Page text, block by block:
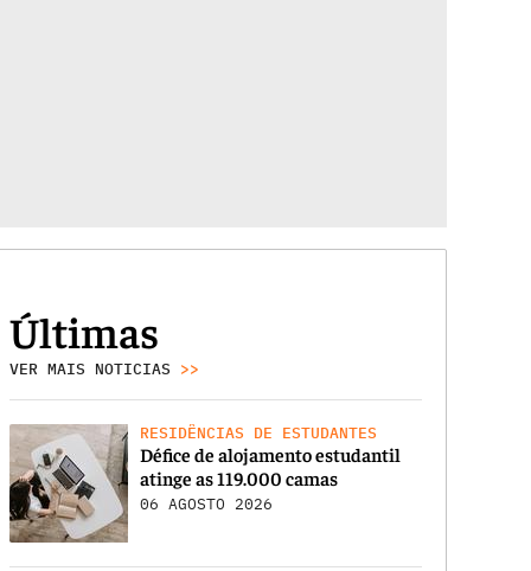
Últimas
VER MAIS NOTICIAS >>
RESIDÊNCIAS DE ESTUDANTES
Défice de alojamento estudantil
atinge as 119.000 camas
06 AGOSTO 2026